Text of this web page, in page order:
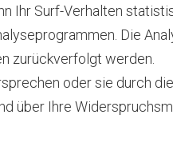
Ihr Surf-Verhalten
Die
zurückverfolgt werden.
oder sie durch
über Ihre